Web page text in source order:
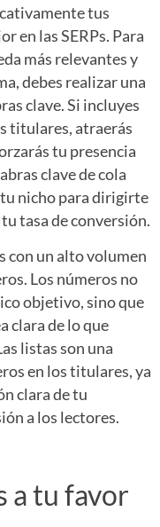
tus
en las SERPs. Para
más relevantes y
debes realizar una
clave. Si incluyes
titulares, atraerás
tu presencia
clave de cola
tu nicho para dirigirte
tasa de conversión.
con un alto volumen
Los números no
objetivo, sino que
clara de lo que
listas son una
en los titulares, ya
clara de tu
a los lectores.
a tu favor